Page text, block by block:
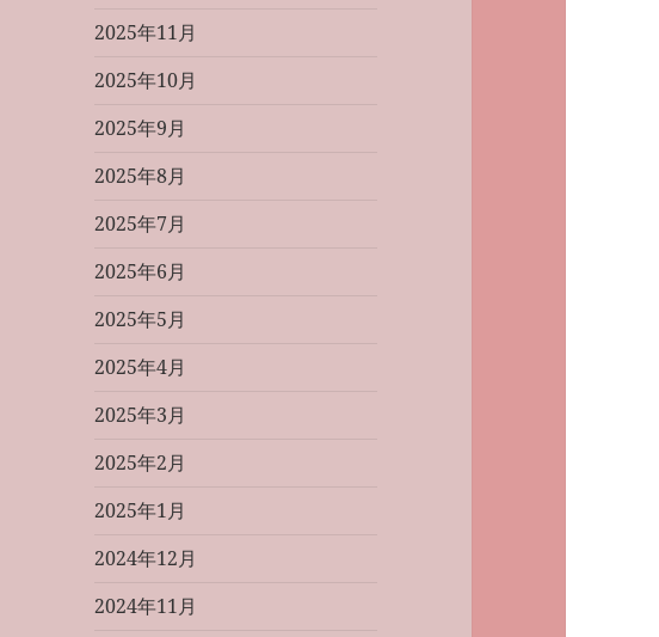
2025年11月
2025年10月
2025年9月
2025年8月
2025年7月
2025年6月
2025年5月
2025年4月
2025年3月
2025年2月
2025年1月
2024年12月
2024年11月